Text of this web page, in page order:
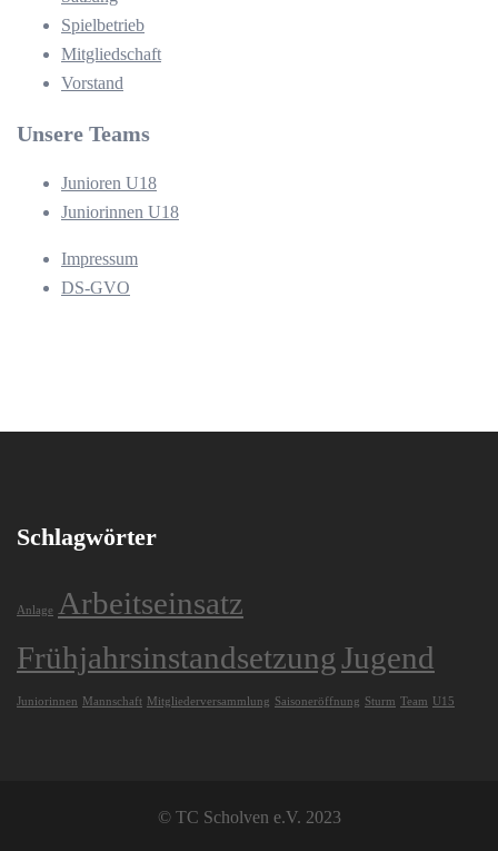
Spielbetrieb
Mitgliedschaft
Vorstand
Unsere Teams
Junioren U18
Juniorinnen U18
Impressum
DS-GVO
Schlagwörter
Anlage Arbeitseinsatz
FrühjahrsinstandsetzungJugend
Juniorinnen Mannschaft Mitgliederversammlung Saisoneröffnung Sturm Team U15
© TC Scholven e.V. 2023